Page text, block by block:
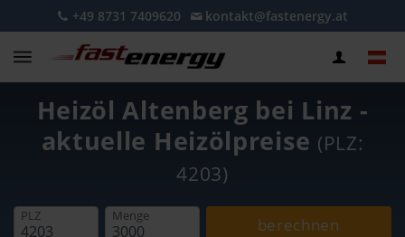
+49 8731 7409620 kontakt@fastenergy.at
Heizöl Altenberg bei Linz -
aktuelle Heizölpreise (PLZ:
4203)
PLZ Menge berechnen